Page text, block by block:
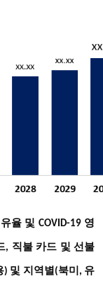
율 및 COVID-19 영
, 직불 카드 및 선불
및 지역별(북미, 유